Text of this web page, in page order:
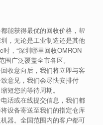
能获得最优的回收价格，帮
，无论是工业制造还是其他
，“深圳哪里回收OMRON
广泛覆盖全市各区。
收意向后，我们将立即与客
意见，我们会尽快安排付
短您的等待周期。
话或在线提交信息，我们都
设备寄送至我们的指定仓库
器。全国范围内的客户都可